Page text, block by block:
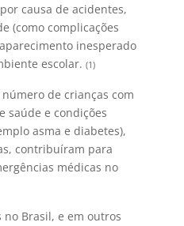
causa de acidentes,
(como complicações
inesperado
escolar. (1)
de crianças com
saúde e condições
asma e diabetes),
contribuíram para
médicas no
no Brasil, e em outros